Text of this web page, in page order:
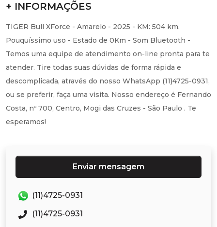
+ INFORMAÇÕES
TIGER Bull XForce - Amarelo - 2025 - KM: 504 km.
Pouquíssimo uso - Estado de 0Km - Som Bluetooth -
Temos uma equipe de atendimento on-line pronta para te
atender. Tire todas suas dúvidas de forma rápida e
descomplicada, através do nosso WhatsApp (11)4725-0931,
ou se preferir, faça uma visita. Nosso endereço é Fernando
Costa, nº 700, Centro, Mogi das Cruzes - São Paulo . Te
esperamos!
Enviar mensagem
(11)4725-0931
(11)4725-0931